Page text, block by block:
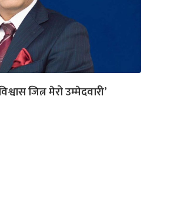
जित्न मेरो उम्मेदवारी’